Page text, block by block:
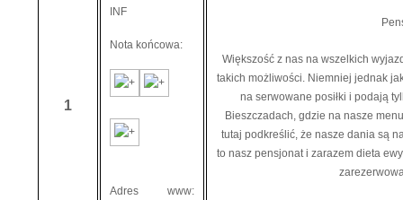
1
INF
Nota końcowa:
Adres www:
Większość z nas na wszelkich
takich możliwości. Niemniej jednak
na serwowane posiłki i podają
Bieszczadach, gdzie na nasze
tutaj podkreślić, że nasze dania są
to nasz pensjonat i zarazem dieta